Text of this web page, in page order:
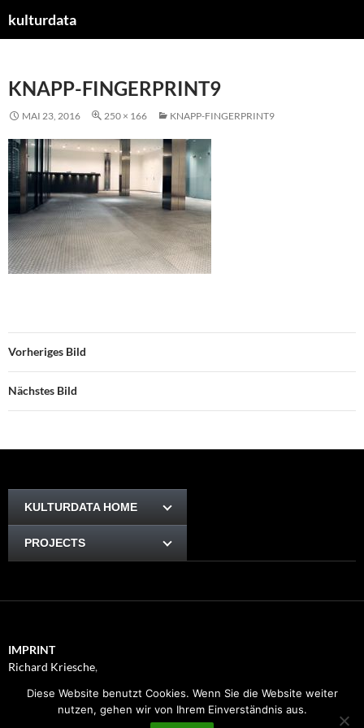
kulturdata
KNAPP-FINGERPRINT9
MAI 23, 2016 250 × 166 KNAPP-FINGERPRINT9
Vorheriges Bild
Nächstes Bild
KULTURDATA HOME
PROJECTS
IMPRINT
Richard Kriesche,
GrazDiese Website benutzt Cookies. Wenn Sie die Website weiter
nutzen, gehen wir von Ihrem Einverständnis aus.